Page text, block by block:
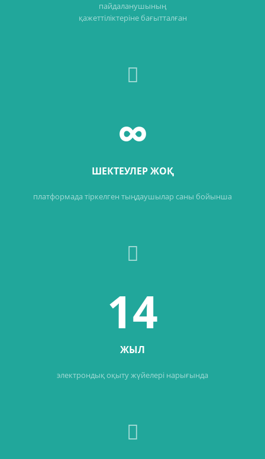
пайдаланушының
қажеттіліктеріне бағытталған
∞
ШЕКТЕУЛЕР ЖОҚ
платформада тіркелген тыңдаушылар саны бойынша
14
ЖЫЛ
электрондық оқыту жүйелері нарығында